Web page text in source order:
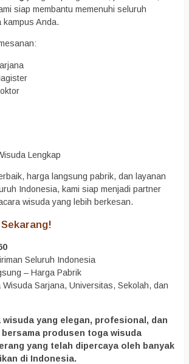
siap membantu memenuhi seluruh
kampus Anda.
Lengkap
harga langsung pabrik, dan layanan
Indonesia, kami siap menjadi partner
wisuda yang lebih berkesan.
Seluruh Indonesia
– Harga Pabrik
Sarjana, Universitas, Sekolah, dan
wisuda yang elegan, profesional, dan
bersama produsen toga wisuda
yang telah dipercaya oleh banyak
di Indonesia.